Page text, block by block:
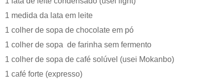
1 medida da lata em leite
1 colher de sopa de chocolate em pó
1 colher de sopa de farinha sem fermento
1 colher de sopa de café solúvel (usei Mokanbo)
1 café forte (expresso)